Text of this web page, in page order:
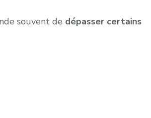
souvent de dépasser certains